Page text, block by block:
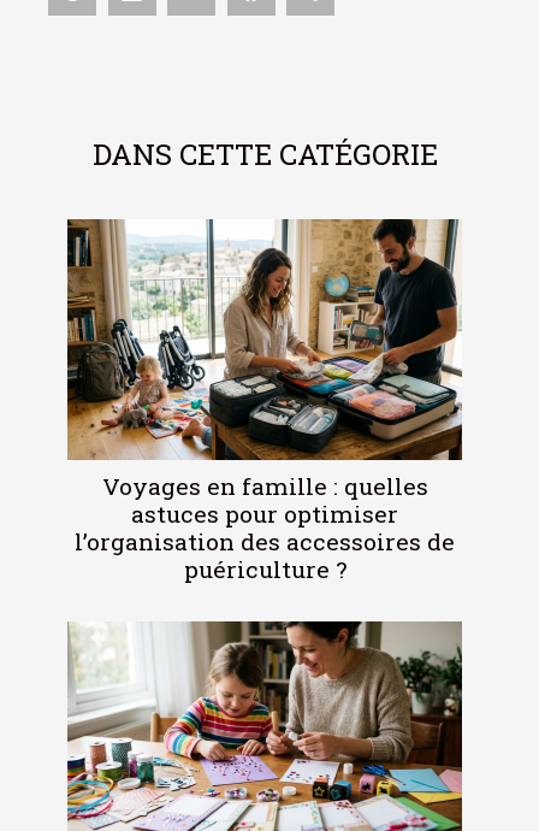
DANS CETTE CATÉGORIE
Voyages en famille : quelles
astuces pour optimiser
l’organisation des accessoires de
puériculture ?